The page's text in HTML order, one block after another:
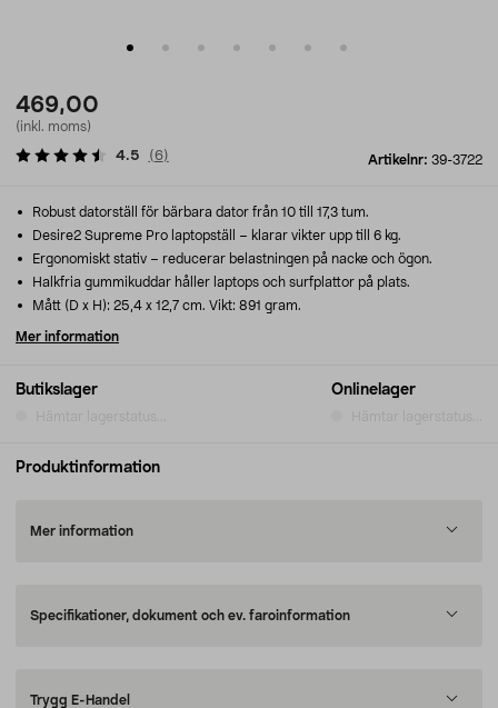
469,00
(inkl. moms)
Artikelnr: 39-3722
4.5 (6)
Butikslager
Hämtar lagerstatus...
Onlinelager
Hämtar lagerstatus...
Robust datorställ för bärbara dator från 10 till 17,3 tum.
Desire2 Supreme Pro laptopställ – klarar vikter upp till 6 kg.
Ergonomiskt stativ – reducerar belastningen på nacke och ögon.
Halkfria gummikuddar håller laptops och surfplattor på plats.
Mått (D x H): 25,4 x 12,7 cm. Vikt: 891 gram.
Mer information
Produktinformation
Mer information
Specifikationer, dokument och ev. faroinformation
Trygg E-Handel